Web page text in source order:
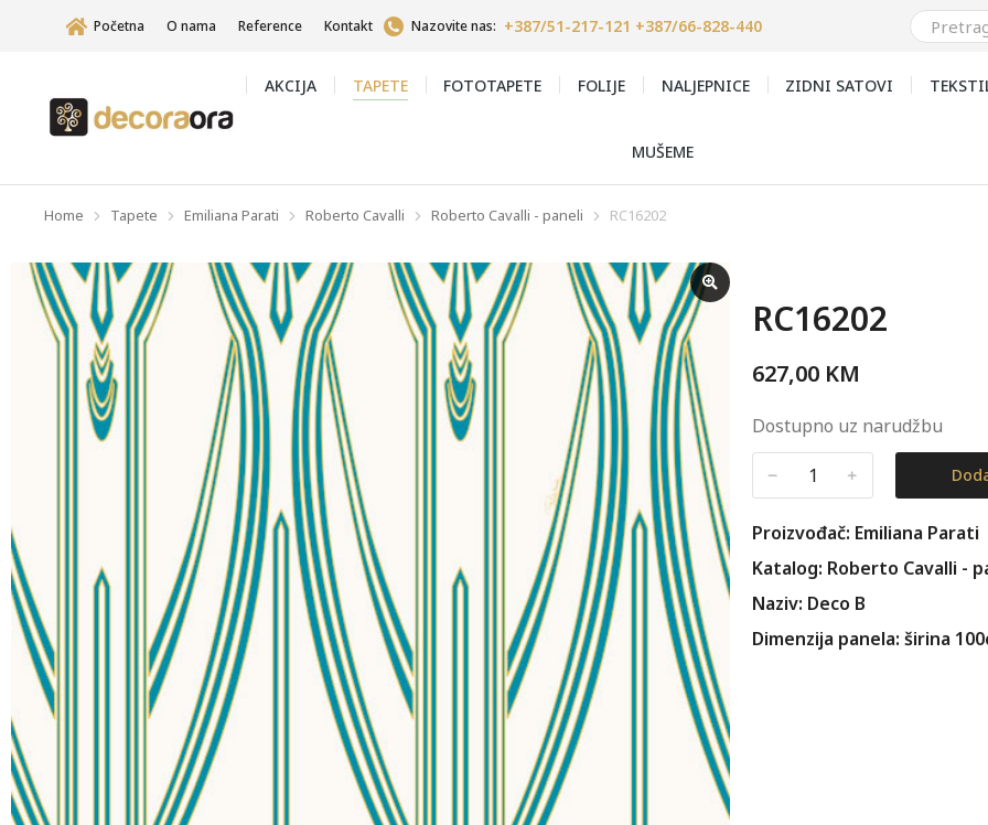
Početna O nama Reference Kontakt Nazovite nas: +387/51-217-121 +387/66-828-440
AKCIJA TAPETE FOTOTAPETE FOLIJE NALJEPNICE ZIDNI SATOVI
MUŠEME
You are here:
Home Tapete Emiliana Parati Roberto Cavalli Roberto Cavalli - paneli RC16202
RC16202
627,00 KM
Dostupno uz narudžbu
﹣ ﹢
Proizvođač: Emiliana Parati
Katalog: Roberto Cavalli -
Naziv: Deco B
Dimenzija panela: širina